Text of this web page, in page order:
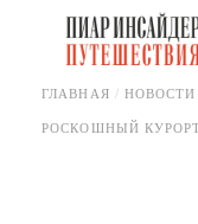
contentГЛАВНАЯ НОВОСТИ
РОСКОШНЫЙ